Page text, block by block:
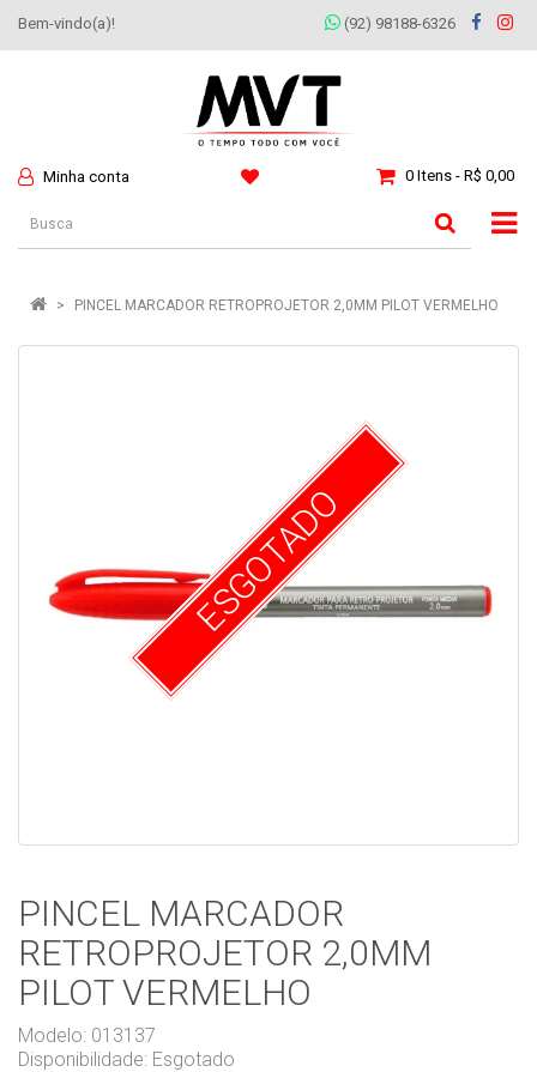
Bem-vindo(a)! (92) 98188-6326
Minha conta 0 Itens - R$ 0,00
PINCEL MARCADOR RETROPROJETOR 2,0MM PILOT VERMELHO
ESGOTADO
PINCEL MARCADOR
RETROPROJETOR 2,0MM
PILOT VERMELHO
Modelo: 013137
Disponibilidade: Esgotado